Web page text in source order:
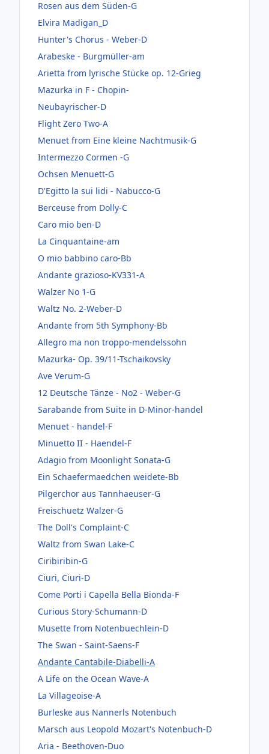
Rosen aus dem Süden-G
Elvira Madigan_D
Hunter's Chorus - Weber-D
Arabeske - Burgmüller-am
Arietta from lyrische Stücke op. 12-Grieg
Mazurka in F - Chopin-
Neubayrischer-D
Flight Zero Two-A
Menuet from Eine kleine Nachtmusik-G
Intermezzo Cormen -G
Ochsen Menuett-G
D'Egitto la sui lidi - Nabucco-G
Berceuse from Dolly-C
Caro mio ben-D
La Cinquantaine-am
O mio babbino caro-Bb
Andante grazioso-KV331-A
Walzer No 1-G
Waltz No. 2-Weber-D
Andante from 5th Symphony-Bb
Allegro ma non troppo-mendelssohn
Mazurka- Op. 39/11-Tschaikovsky
Ave Verum-G
12 Deutsche Tänze - No2 - Weber-G
Sarabande from Suite in D-Minor-handel
Menuet - handel-F
Minuetto II - Haendel-F
Adagio from Moonlight Sonata-G
Ein Schaefermaedchen weidete-Bb
Pilgerchor aus Tannhaeuser-G
Freischuetz Walzer-G
The Doll's Complaint-C
Waltz from Swan Lake-C
Ciribiribin-G
Ciuri, Ciuri-D
Come Porti i Capella Bella Bionda-F
Curious Story-Schumann-D
Musette from Notenbuechlein-D
The Swan - Saint-Saens-F
Andante Cantabile-Diabelli-A
A Life on the Ocean Wave-A
La Villageoise-A
Burleske aus Nannerls Notenbuch
Marsch aus Leopold Mozart's Notenbuch-D
Aria - Beethoven-Duo